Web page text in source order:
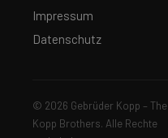
Impressum
Datenschutz
© 2026 Gebrüder Kopp – The
Kopp Brothers. Alle Rechte